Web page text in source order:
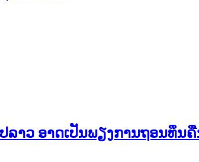
າວ ອາດເປັນພຽງການຖອນທຶ